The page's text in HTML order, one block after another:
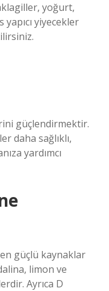
yoğurt,
yiyecekler
güçlendirmektir.
daha sağlıklı,
yardımcı
güçlü kaynaklar
limon ve
Ayrıca D